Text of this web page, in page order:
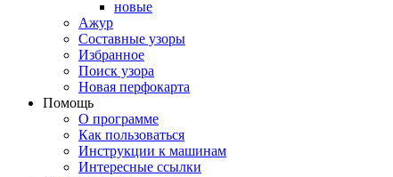
новые
Ажур
Составные узоры
Избранное
Поиск узора
Новая перфокарта
Помощь
О программе
Как пользоваться
Инструкции к машинам
Интересные ссылки